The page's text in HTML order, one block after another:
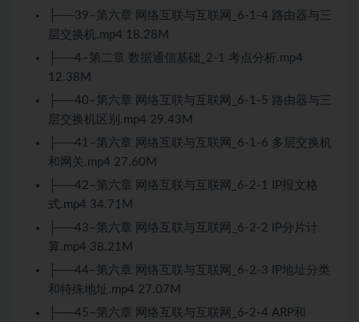
├──39–第六章 网络互联与互联网_6-1-4 路由器与三
层交换机.mp4 18.28M
├──4–第二章 数据通信基础_2-1 考点分析.mp4
12.38M
├──40–第六章 网络互联与互联网_6-1-5 路由器与三
层交换机区别.mp4 29.43M
├──41–第六章 网络互联与互联网_6-1-6 多层交换机
和网关.mp4 27.60M
├──42–第六章 网络互联与互联网_6-2-1 IP报文格
式.mp4 34.71M
├──43–第六章 网络互联与互联网_6-2-2 IP分片计
算.mp4 38.21M
├──44–第六章 网络互联与互联网_6-2-3 IP地址分类
和特殊地址.mp4 27.07M
├──45–第六章 网络互联与互联网_6-2-4 ARP和